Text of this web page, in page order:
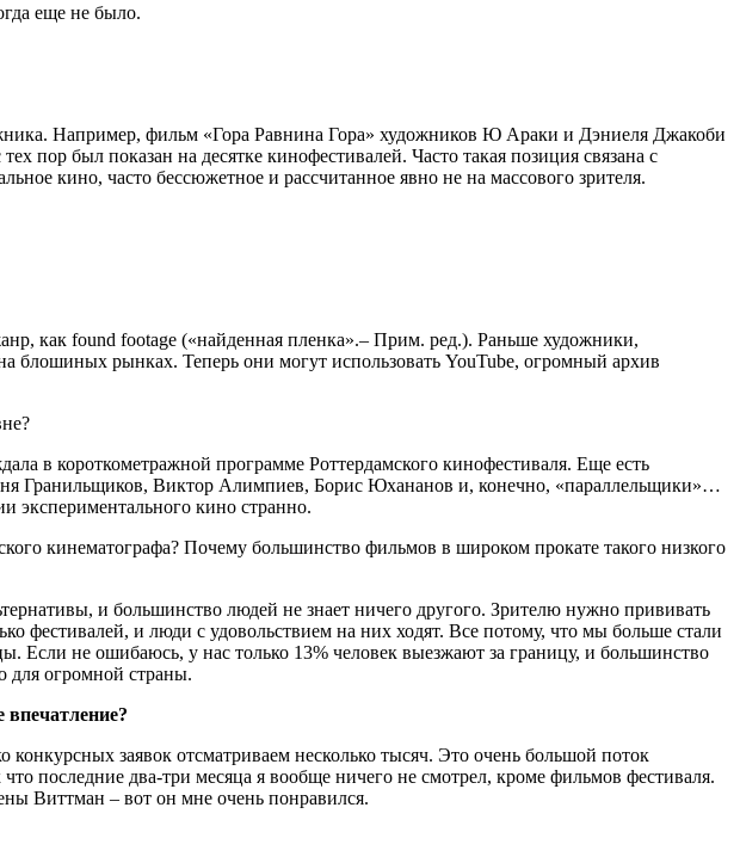
еще не было.
Например, фильм «Гора Равнина Гора» художников Ю Араки и Дэниеля Джакоби
пор был показан на десятке кинофестивалей. Часто такая позиция связана с
кино, часто бессюжетное и рассчитанное явно не на массового зрителя.
как found footage («найденная пленка».– Прим. ред.). Раньше художники,
блошиных рынках. Теперь они могут использовать YouTube, огромный архив
в короткометражной программе Роттердамского кинофестиваля. Еще есть
Гранильщиков, Виктор Алимпиев, Борис Юхананов и, конечно, «параллельщики»…
экспериментального кино странно.
кинематографа? Почему большинство фильмов в широком прокате такого низкого
и большинство людей не знает ничего другого. Зрителю нужно прививать
фестивалей, и люди с удовольствием на них ходят. Все потому, что мы больше стали
Если не ошибаюсь, у нас только 13% человек выезжают за границу, и большинство
для огромной страны.
заявок отсматриваем несколько тысяч. Это очень большой поток
последние два-три месяца я вообще ничего не смотрел, кроме фильмов фестиваля.
Виттман – вот он мне очень понравился.